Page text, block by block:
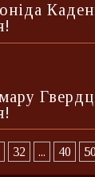
32 ... 40 50